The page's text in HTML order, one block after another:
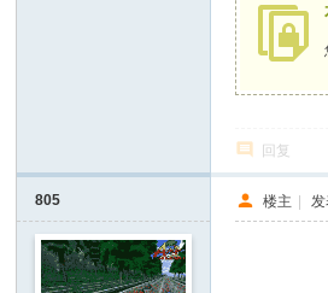
回复
805 楼主 |